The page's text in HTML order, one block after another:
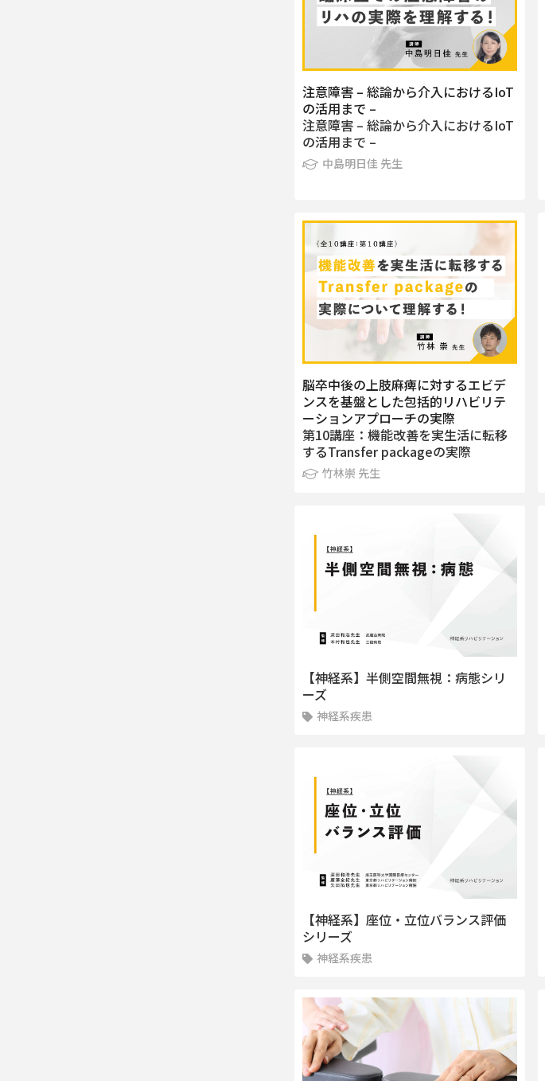
注意障害 – 総論から介入におけるIoT
の活用まで –
注意障害 – 総論から介入におけるIoT
の活用まで –
中島明日佳 先生
脳卒中後の上肢麻痺に対するエビデ
ンスを基盤とした包括的リハビリテ
ーションアプローチの実際
第10講座：機能改善を実生活に転移
するTransfer packageの実際
竹林崇 先生
【神経系】半側空間無視：病態シリ
ーズ
神経系疾患
【神経系】座位・立位バランス評価
シリーズ
神経系疾患